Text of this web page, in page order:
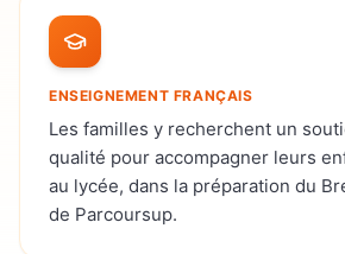
ENSEIGNEMENT FRANÇAIS
Les familles y recherchent un
qualité pour accompagner leurs
au lycée, dans la préparation du
de Parcoursup.